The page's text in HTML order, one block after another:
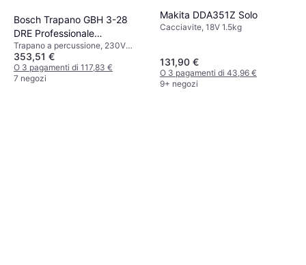
Bosch Trapano GBH 3-28
DRE Professionale
061123A000
Trapano a percussione, 230V
3.5kg
353,51 €
O 3 pagamenti di 117,83 €
7 negozi
Makita DDA351Z Solo
Cacciavite, 18V 1.5kg
131,90 €
O 3 pagamenti di 43,96 €
9+ negozi